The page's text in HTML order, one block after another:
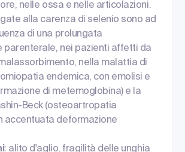
nelle ossa e nelle articolazioni.
alla carenza di selenio sono ad
di una prolungata
parenterale, nei pazienti affetti da
nella malattia di
endemica, con emolisi e
di metemoglobina) e la
Beck (osteoartropatia
accentuata deformazione
: alito d'aglio, fragilità delle unghia